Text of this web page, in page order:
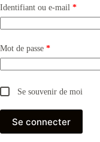
Identifiant ou e-mail *
Mot de passe *Obligatoire
Se souvenir de moi
Se connecter